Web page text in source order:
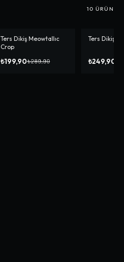
10 ÜRÜN
-%31
Ters Dikiş Meowtallıc
Crop
₺199,90₺289,90
-%14
Ters Dikiş A
₺249,90